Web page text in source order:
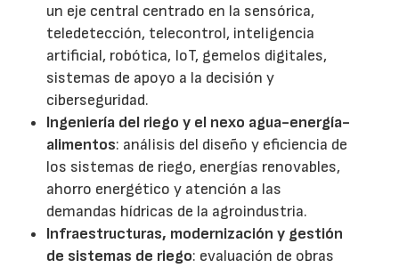
un eje central centrado en la sensórica,
teledetección, telecontrol, inteligencia
artificial, robótica, IoT, gemelos digitales,
sistemas de apoyo a la decisión y
ciberseguridad.
Ingeniería del riego y el nexo agua-energía-
alimentos: análisis del diseño y eficiencia de
los sistemas de riego, energías renovables,
ahorro energético y atención a las
demandas hídricas de la agroindustria.
Infraestructuras, modernización y gestión
de sistemas de riego: evaluación de obras